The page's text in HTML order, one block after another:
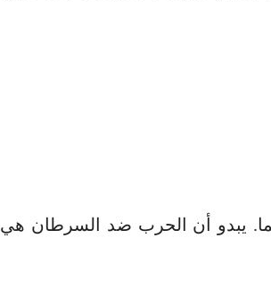
يبدو أن الحرب ضد السرطان هي